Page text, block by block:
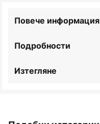
Подробности
Повече информация
Изтегляне